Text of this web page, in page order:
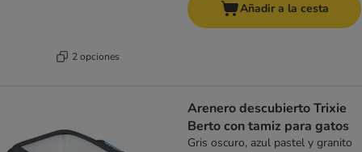
2 opciones
Añadir a la cesta
Arenero descubierto Trixie
Berto con tamiz para gatos
Gris oscuro, azul pastel y granito